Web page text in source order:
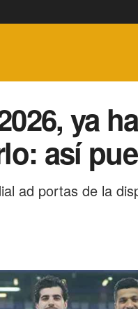
ya
así
ad portas de la